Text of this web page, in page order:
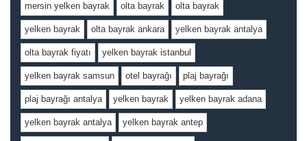
mersin yelken bayrak olta bayrak olta bayrak
yelken bayrak olta bayrak ankara yelken bayrak antalya
olta bayrak fiyatı yelken bayrak istanbul
yelken bayrak samsun otel bayrağı plaj bayrağı
plaj bayrağı antalya yelken bayrak yelken bayrak adana
yelken bayrak antalya yelken bayrak antep